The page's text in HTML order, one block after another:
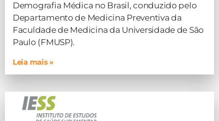
Demografia Médica no Brasil, conduzido pelo
Departamento de Medicina Preventiva da
Faculdade de Medicina da Universidade de São
Paulo (FMUSP).
Leia mais »